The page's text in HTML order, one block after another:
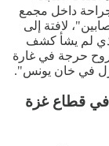
داخل مجمع
لافتة إلى
لم يشأ كشف
حرجة في غارة
في خان يونس".
في قطاع غزة